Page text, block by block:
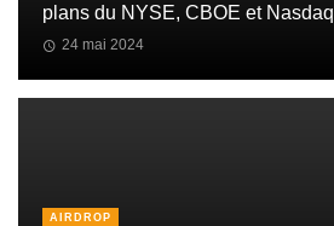
plans du NYSE, CBOE et Nasdaq
24 mai 2024
AIRDROP